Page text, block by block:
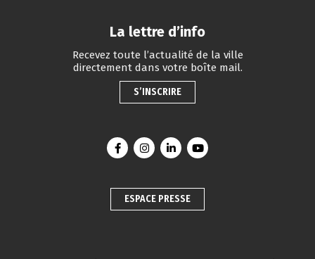
La lettre d’info
Recevez toute l’actualité de la ville
directement dans votre boîte mail.
S’INSCRIRE
Lien vers le compte Facebook
Lien vers le compte Instagram
Lien vers le compte Linkedin
Lien vers la chaîne
ESPACE PRESSE